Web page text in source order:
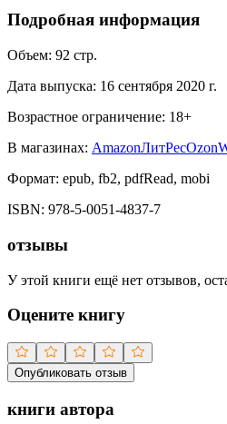
Подробная информация
Объем: 92 стр.
Дата выпуска: 16 сентября 2020 г.
Возрастное ограничение: 18+
В магазинах: AmazonЛитРесOzon
Формат: epub, fb2, pdfRead, mobi
ISBN: 978-5-0051-4837-7
отзывы
У этой книги ещё нет отзывов,
Оцените книгу
Опубликовать отзыв
книги автора